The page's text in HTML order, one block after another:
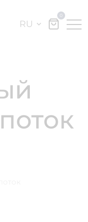
RU
0